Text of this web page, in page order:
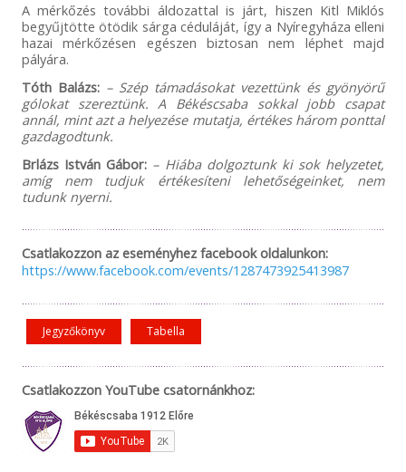
A mérkőzés további áldozattal is járt, hiszen Kitl Miklós
begyűjtötte ötödik sárga céduláját, így a Nyíregyháza elleni
hazai mérkőzésen egészen biztosan nem léphet majd
pályára.
Tóth Balázs: – Szép támadásokat vezettünk és gyönyörű
gólokat szereztünk. A Békéscsaba sokkal jobb csapat
annál, mint azt a helyezése mutatja, értékes három ponttal
gazdagodtunk.
Brlázs István Gábor: – Hiába dolgoztunk ki sok helyzetet,
amíg nem tudjuk értékesíteni lehetőségeinket, nem
tudunk nyerni.
Csatlakozzon az eseményhez facebook oldalunkon:
https://www.facebook.com/events/1287473925413987
Jegyzőkönyv Tabella
Csatlakozzon YouTube csatornánkhoz: